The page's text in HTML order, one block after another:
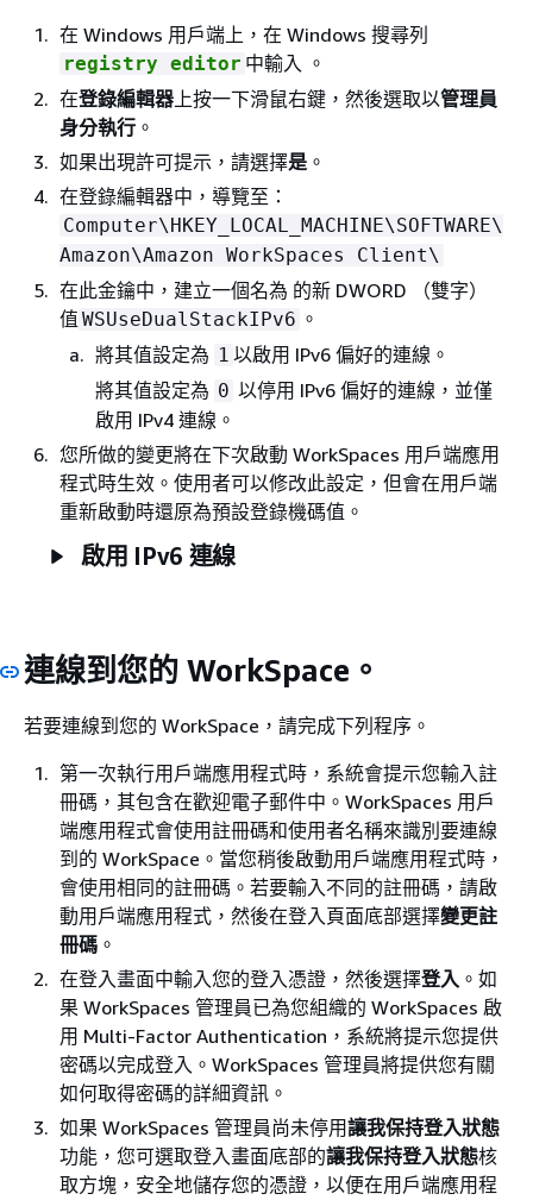
在 Windows 用戶端上，在 Windows 搜尋列
registry editor 中輸入 。
在登錄編輯器 上按一下滑鼠右鍵，然後選取以管理員
身分執行 。
如果出現許可提示，請選擇是 。
在登錄編輯器中，導覽至：
Computer\HKEY_LOCAL_MACHINE\SOFTWARE\
Amazon\Amazon WorkSpaces Client\
在此金鑰中，建立一個名為 的新 DWORD （雙字）
值 WSUseDualStackIPv6 。
將其值設定為 1 以啟用 IPv6 偏好的連線。
將其值設定為 0 以停用 IPv6 偏好的連線，並僅
啟用 IPv4 連線。
您所做的變更將在下次啟動 WorkSpaces 用戶端應用
程式時生效。使用者可以修改此設定，但會在用戶端
重新啟動時還原為預設登錄機碼值。
啟用 IPv6 連線
連線到您的 WorkSpace。
若要連線到您的 WorkSpace，請完成下列程序。
第一次執行用戶端應用程式時，系統會提示您輸入註
冊碼，其包含在歡迎電子郵件中。WorkSpaces 用戶
端應用程式會使用註冊碼和使用者名稱來識別要連線
到的 WorkSpace。當您稍後啟動用戶端應用程式時，
會使用相同的註冊碼。若要輸入不同的註冊碼，請啟
動用戶端應用程式，然後在登入頁面底部選擇變更註
冊碼 。
在登入畫面中輸入您的登入憑證，然後選擇登入 。如
果 WorkSpaces 管理員已為您組織的 WorkSpaces 啟
用 Multi-Factor Authentication，系統將提示您提供
密碼以完成登入。WorkSpaces 管理員將提供您有關
如何取得密碼的詳細資訊。
如果 WorkSpaces 管理員尚未停用讓我保持登入狀態
功能，您可選取登入畫面底部的讓我保持登入狀態核
取方塊，安全地儲存您的憑證，以便在用戶端應用程